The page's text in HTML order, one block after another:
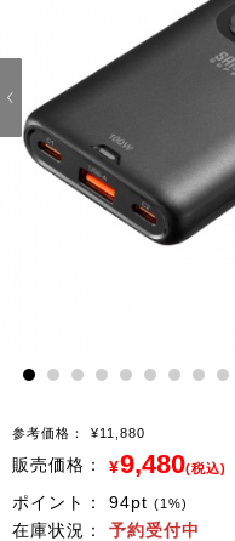
参考価格： ¥11,880
販売価格： ¥9,480(税込)
ポイント： 94pt (1%)
在庫状況：
予約受付中